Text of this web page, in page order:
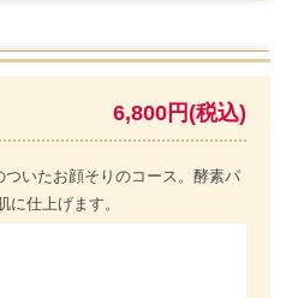
6,800円(税込)
いたお顔そりのコース。酵素パ
に仕上げます。